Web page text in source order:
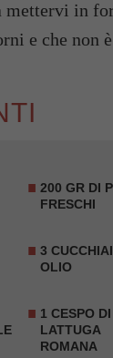
mettervi in
e che non
200 GR DI
FRESCHI
3
OLIO
1 CESPO DI
LATTUGA
ROMANA